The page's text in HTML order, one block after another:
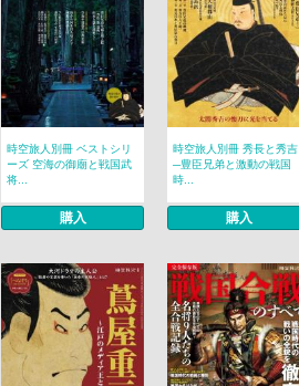
時空旅人別冊 ベストシリ
ーズ 空海の御廟と戦国武
将...
購入
時空旅人別冊 秀長と秀吉
─豊臣兄弟と激動の戦国
時...
購入